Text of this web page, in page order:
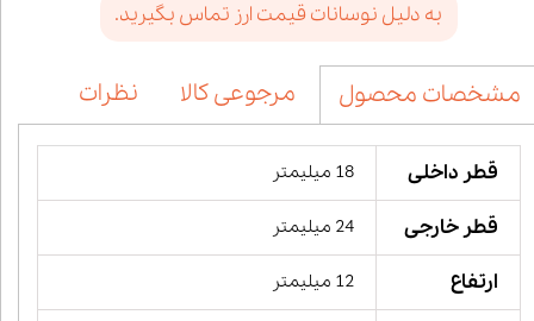
به دلیل نوسانات قیمت ارز تماس بگیرید.
مشخصات محصول مرجوعی کالا نظرات
قطر داخلی 18 میلیمتر
قطر خارجی 24 میلیمتر
ارتفاع 12 میلیمتر